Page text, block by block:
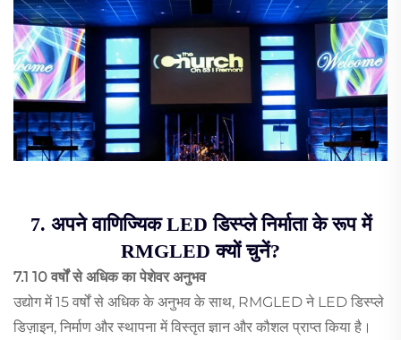
7. अपने वाणिज्यिक LED डिस्प्ले निर्माता के रूप में
RMGLED क्यों चुनें?
7.1 10 वर्षों से अधिक का पेशेवर अनुभव
उद्योग में 15 वर्षों से अधिक के अनुभव के साथ, RMGLED ने LED डिस्प्ले
डिज़ाइन, निर्माण और स्थापना में विस्तृत ज्ञान और कौशल प्राप्त किया है।